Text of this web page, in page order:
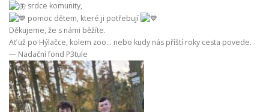
srdce komunity,
pomoc dětem, které ji potřebují
Děkujeme, že s námi běžíte.
Ať už po Hýlačce, kolem zoo… nebo kudy nás příští roky cesta povede.
— Nadační fond P3tule